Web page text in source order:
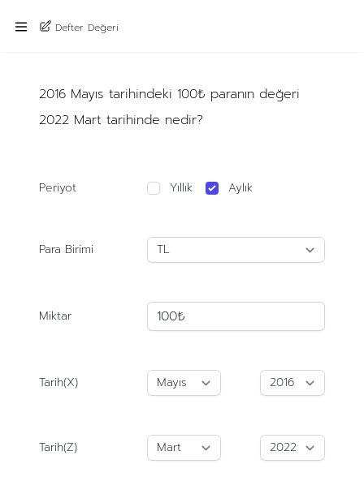
Defter Değeri
2016 Mayıs tarihindeki 100₺ paranın değeri
2022 Mart tarihinde nedir?
Periyot Yıllık Aylık
Para Birimi
Miktar
Tarih(X)
Tarih(Z)